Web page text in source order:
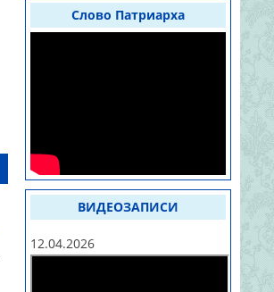
Слово Патриарха
ВИДЕОЗАПИСИ
12.04.2026